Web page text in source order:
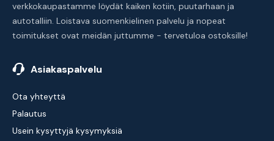
verkkokaupastamme löydät kaiken kotiin, puutarhaan ja
autotalliin. Loistava suomenkielinen palvelu ja nopeat
toimitukset ovat meidän juttumme - tervetuloa ostoksille!
Asiakaspalvelu
Ota yhteyttä
Palautus
Usein kysyttyjä kysymyksiä